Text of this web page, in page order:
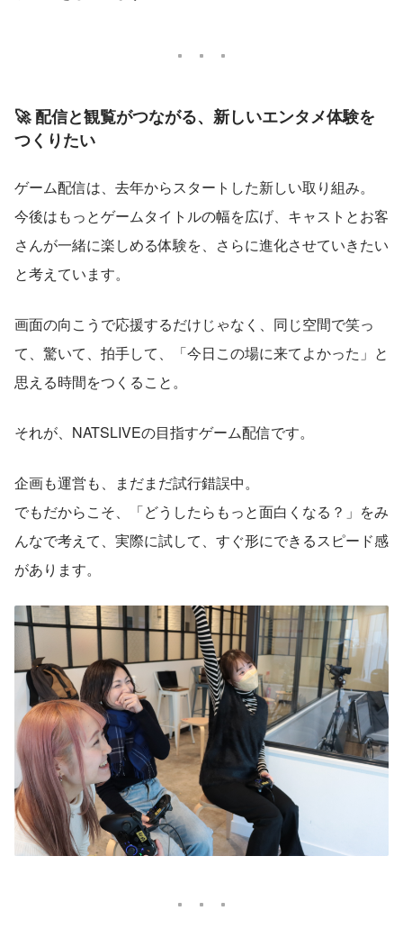
🚀 配信と観覧がつながる、新しいエンタメ体験を
つくりたい
ゲーム配信は、去年からスタートした新しい取り組み。
今後はもっとゲームタイトルの幅を広げ、キャストとお客
さんが一緒に楽しめる体験を、さらに進化させていきたい
と考えています。
画面の向こうで応援するだけじゃなく、同じ空間で笑っ
て、驚いて、拍手して、「今日この場に来てよかった」と
思える時間をつくること。
それが、NATSLIVEの目指すゲーム配信です。
企画も運営も、まだまだ試行錯誤中。
でもだからこそ、「どうしたらもっと面白くなる？」をみ
んなで考えて、実際に試して、すぐ形にできるスピード感
があります。